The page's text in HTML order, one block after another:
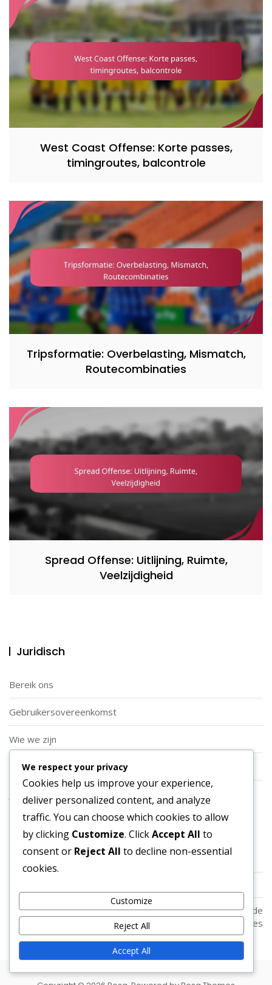
West Coast Offense: Korte passes,
timingroutes, balcontrole
Tripsformatie: Overbelasting, Mismatch,
Routecombinaties
Spread Offense: Uitlijning, Ruimte,
Veelzijdigheid
Juridisch
Bereik ons
Gebruikersovereenkomst
Wie we zijn
Cookiebeleid
Jouw privacy
Categorieën
Soorten Aanvallende Voetbalformaties
Strategische Toepassingen van Aanvallende
Voetbalformaties
We respect your privacy
Cookies help us improve your experience,
deliver personalized content, and analyze
traffic. You can choose which cookies to allow
by clicking Customize. ClickAccept All to
consent or Reject All to decline non-essential
cookies.
Customize
Reject All
Accept All